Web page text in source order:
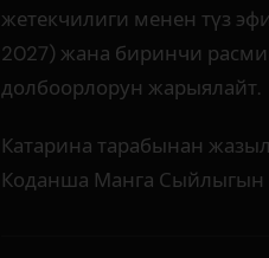
жетекчилиги менен түз
2027) жана биринчи
долбоорлорун жарыялайт.
Катарина тарабынан
Коданша Манга Сыйлыгын